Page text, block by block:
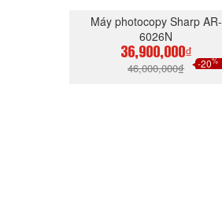
Máy photocopy Sharp AR-
6026N
36,900,000₫
46,000,000₫ -20%